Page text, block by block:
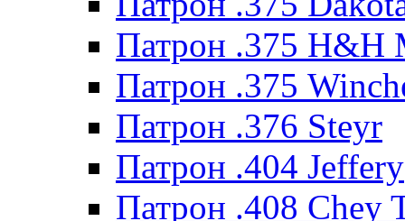
Патрон .375 H&H
Патрон .375
Патрон .376 Steyr
Патрон .404 Jeffery
Патрон .408 Chey